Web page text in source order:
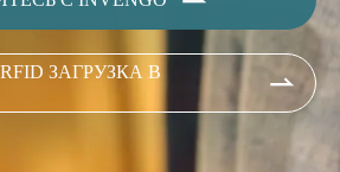
ЗАГРУЗКА В
